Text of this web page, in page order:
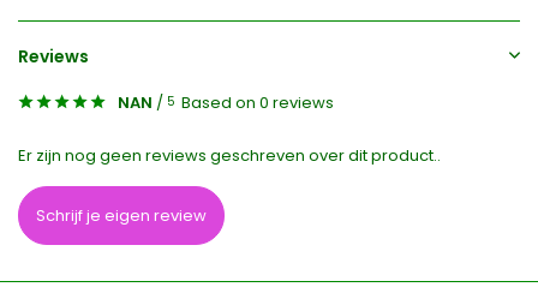
Reviews
NAN / 5 Based on 0 reviews
Er zijn nog geen reviews geschreven over dit product..
Schrijf je eigen review